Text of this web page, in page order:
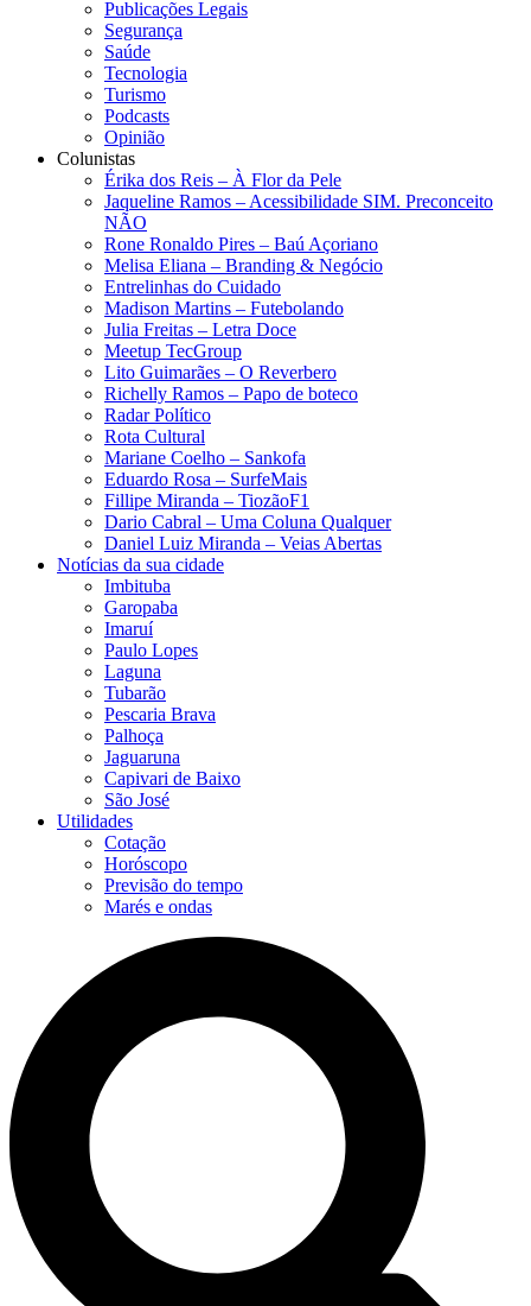
Publicações Legais
Segurança
Saúde
Tecnologia
Turismo
Podcasts
Opinião
Colunistas
Érika dos Reis​ – À Flor da Pele
Jaqueline Ramos – Acessibilidade SIM. Preconceito
NÃO
Rone Ronaldo Pires – Baú Açoriano
Melisa Eliana – Branding & Negócio
Entrelinhas do Cuidado
Madison Martins – Futebolando
Julia Freitas​ – Letra Doce
Meetup TecGroup
Lito Guimarães – O Reverbero
Richelly Ramos​ – Papo de boteco
Radar Político
Rota Cultural
Mariane Coelho – Sankofa
Eduardo Rosa​ – SurfeMais
Fillipe Miranda – TiozãoF1
Dario Cabral – Uma Coluna Qualquer
Daniel Luiz Miranda – Veias Abertas
Notícias da sua cidade
Imbituba
Garopaba
Imaruí
Paulo Lopes
Laguna
Tubarão
Pescaria Brava
Palhoça
Jaguaruna
Capivari de Baixo
São José
Utilidades
Cotação
Horóscopo
Previsão do tempo
Marés e ondas